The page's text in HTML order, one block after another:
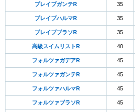
ブレイブガンテR 35
ブレイブハルマR 35
ブレイブブラソR 35
高級スイムリストR 40
フォルツァガデアR 45
フォルツァガンテR 45
フォルツァハルマR 45
フォルツァブラソR 45